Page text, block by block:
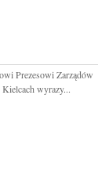
Prezesowi Zarządów
wyrazy...